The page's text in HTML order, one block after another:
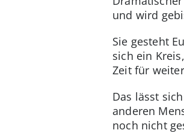
und wird
Sie gesteht
sich ein
Zeit für
Das lässt
anderen
noch nicht